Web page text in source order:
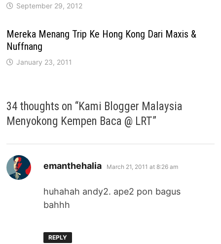
September 29, 2012
Mereka Menang Trip Ke Hong Kong Dari Maxis &
Nuffnang
January 23, 2011
34 thoughts on “Kami Blogger Malaysia
Menyokong Kempen Baca @ LRT”
emanthehalia says:
March 21, 2011 at 8:26 am
huhahah andy2. ape2 pon bagus
bahhh
REPLY